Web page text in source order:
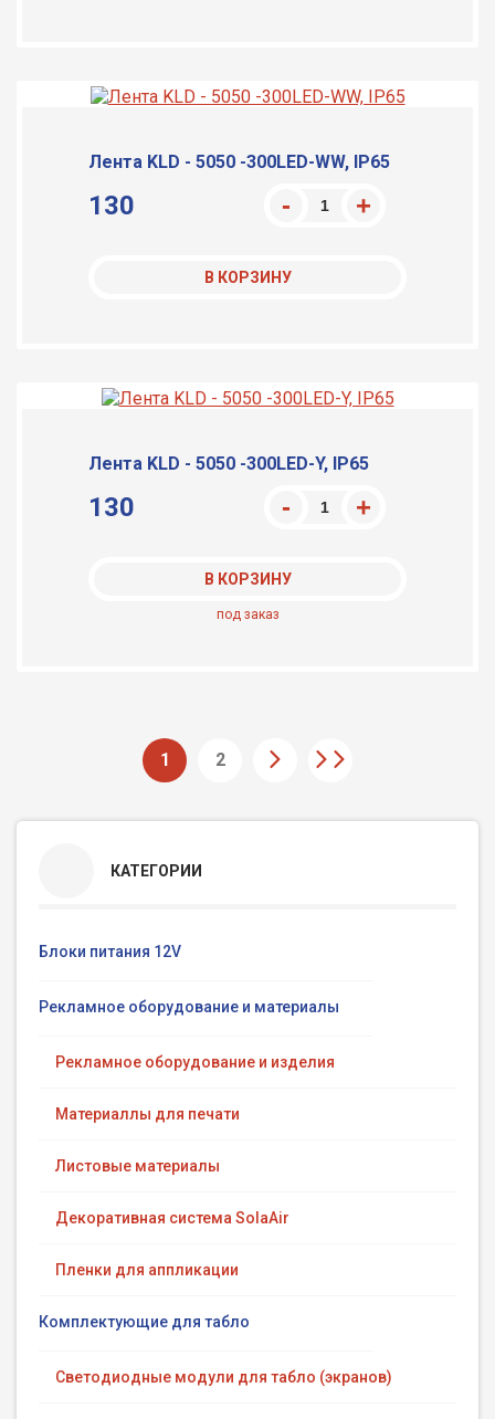
Лента KLD - 5050 -300LED-WW, IP65
130
В КОРЗИНУ
Лента KLD - 5050 -300LED-Y, IP65
130
В КОРЗИНУ
под заказ
1 2
КАТЕГОРИИ
Блоки питания 12V
Рекламное оборудование и материалы
Рекламное оборудование и изделия
Материаллы для печати
Листовые материалы
Декоративная система SolaAir
Пленки для аппликации
Комплектующие для табло
Светодиодные модули для табло (экранов)